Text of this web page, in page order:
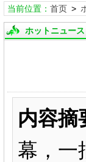
当前位置： 首页>
ホットニュース
内容摘
幕，一